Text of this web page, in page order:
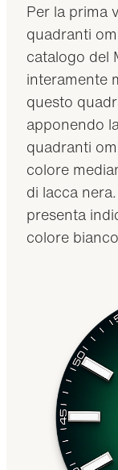
Per la prima
quadranti
catalogo del
interamente
questo
apponendo
quadranti
colore
di lacca
presenta
colore